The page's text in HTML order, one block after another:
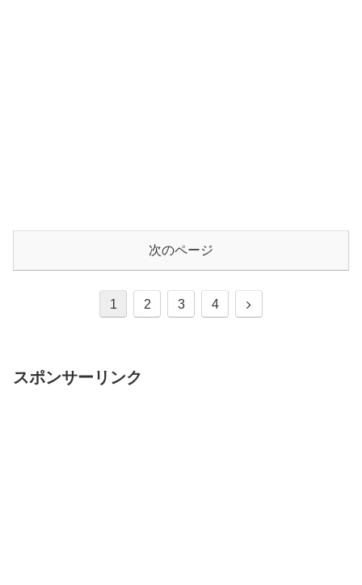
次のページ
1 2 3 4
スポンサーリンク